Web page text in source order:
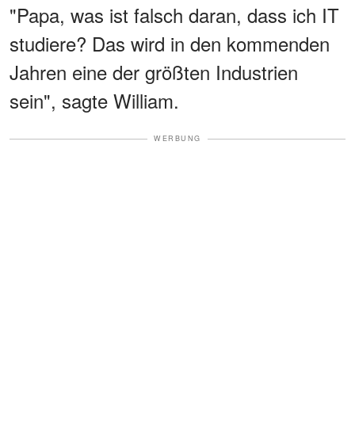
"Papa, was ist falsch daran, dass ich IT
studiere? Das wird in den kommenden
Jahren eine der größten Industrien
sein", sagte William.
WERBUNG